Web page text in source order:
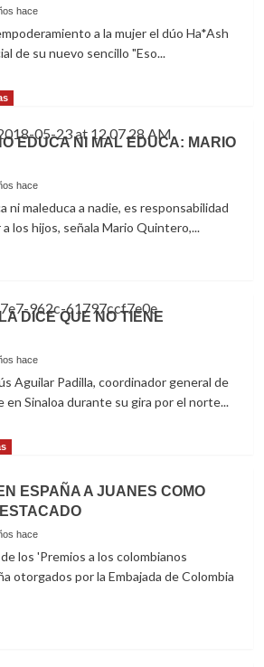
hace
a la mujer el dúo Ha*Ash
de su nuevo sencillo "Eso...
EDUCA NI MAL EDUCA: MARIO
hace
ni maleduca a nadie, es responsabilidad
los hijos, señala Mario Quintero,...
DICE QUE NO TIENE
hace
Aguilar Padilla, coordinador general de
en Sinaloa durante su gira por el norte...
ESPAÑA A JUANES COMO
hace
los 'Premios a los colombianos
otorgados por la Embajada de Colombia